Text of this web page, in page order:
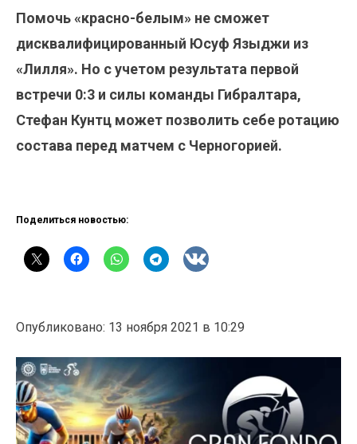
Помочь «красно-белым» не сможет
дисквалифицированный Юсуф Языджи из
«Лилля». Но с учетом результата первой
встречи 0:3 и силы команды Гибралтара,
Стефан Кунтц может позволить себе ротацию
состава перед матчем с Черногорией.
Поделиться новостью:
Опубликовано: 13 ноября 2021 в 10:29